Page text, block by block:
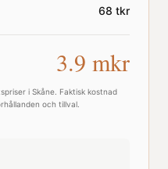
68 tkr
3.9 mkr
i Skåne . Faktisk kostnad
och tillval.